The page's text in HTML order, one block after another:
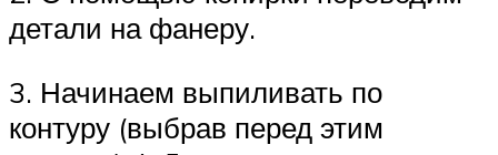
детали на фанеру.
3. Начинаем выпиливать по
контуру (выбрав перед этим